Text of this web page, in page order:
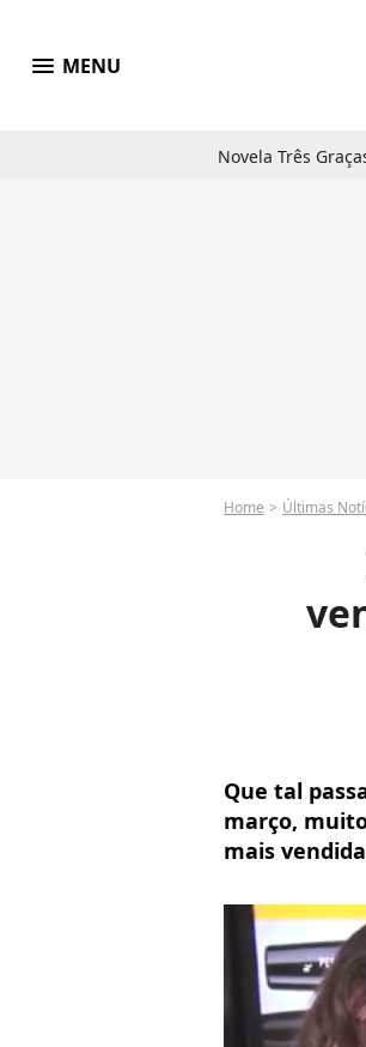
menu MENU
Novela Três
Home Últimas
Que tal
março,
mais